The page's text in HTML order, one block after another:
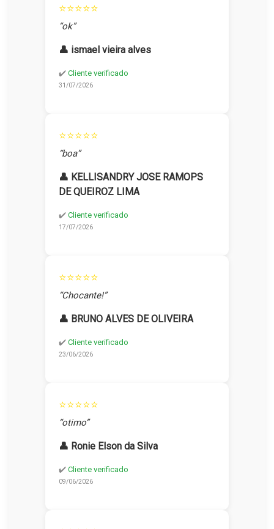
⭐⭐⭐⭐⭐
“ok”
👤 ismael vieira alves
✔️ Cliente verificado
31/07/2026
⭐⭐⭐⭐⭐
“boa”
👤 KELLISANDRY JOSE RAMOPS
DE QUEIROZ LIMA
✔️ Cliente verificado
17/07/2026
⭐⭐⭐⭐⭐
“Chocante!”
👤 BRUNO ALVES DE OLIVEIRA
✔️ Cliente verificado
23/06/2026
⭐⭐⭐⭐⭐
“otimo”
👤 Ronie Elson da Silva
✔️ Cliente verificado
09/06/2026